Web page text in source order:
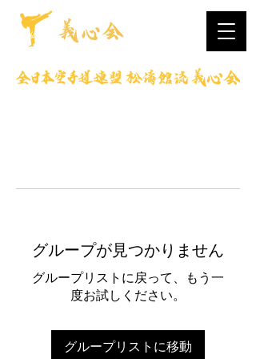
グループが見つかりません
グループリストに戻って、もう一
度お試しください。
グループリストに移動